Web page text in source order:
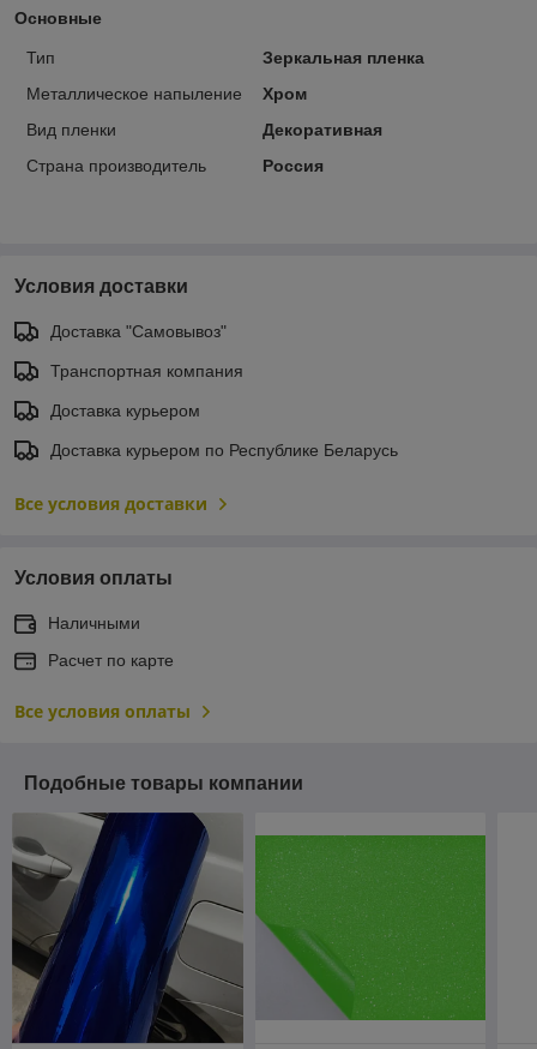
Основные
Тип
Зеркальная пленка
Металлическое напыление
Хром
Вид пленки
Декоративная
Страна производитель
Россия
Условия доставки
Доставка "Самовывоз"
Транспортная компания
Доставка курьером
Доставка курьером по Республике Беларусь
Все условия доставки
Условия оплаты
Наличными
Расчет по карте
Все условия оплаты
Подобные товары компании